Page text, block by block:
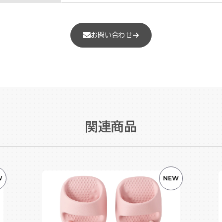
お問い合わせ
関連商品
NEW